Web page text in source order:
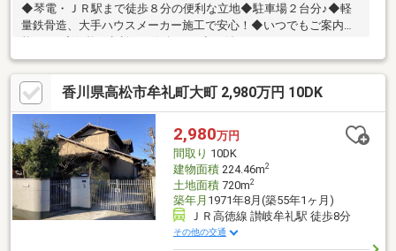
◆琴電・ＪＲ駅まで徒歩８分の便利な立地◆駐車場２台分♪◆軽
量鉄骨造、大手ハウスメーカー施工で安心！◆いつでもご案内可
能です♪◆価格の相談もお気軽にお申し付けください！
香川県高松市牟礼町大町 2,980万円 10DK
2,980万円
間取り 10DK
建物面積224.46m2
土地面積720m2
築年月 1971年8月(築55年1ヶ月)
ＪＲ高徳線 讃岐牟礼駅 徒歩8分
その他の交通